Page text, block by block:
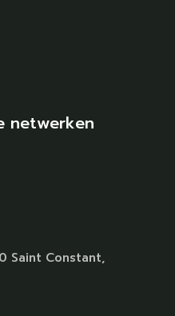
netwerken
Saint Constant,